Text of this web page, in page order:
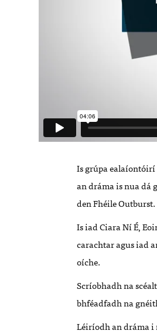
Is grúpa ealaíontóirí
an dráma is nua dá
den Fhéile Outburst.
Is iad Ciara Ní É,
carachtaragus iad
oíche.
Scríobhadh nascé
bhféadfadh na
Léiríodh an dráma i